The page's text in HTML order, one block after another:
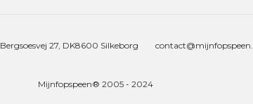
Bergsoesvej 27, DK8600 Silkeborg
Mijnfopspeen® 2005 - 2024